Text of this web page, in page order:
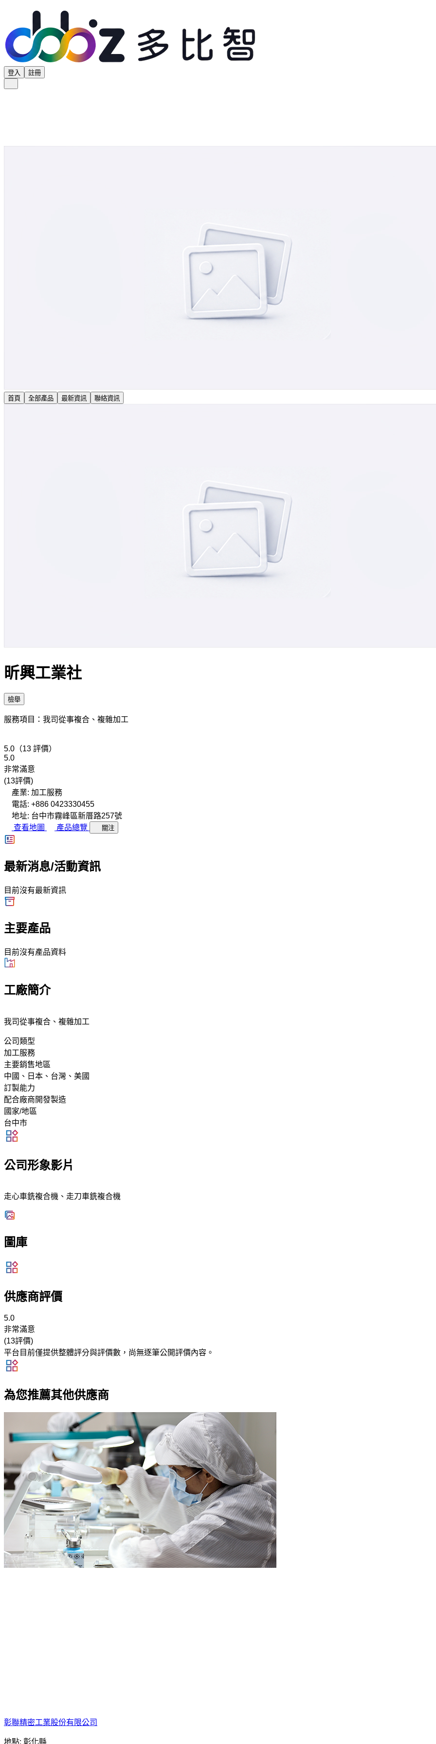
登入 註冊
首頁 全部產品 最新資訊 聯絡資訊
昕興工業社
檢舉
服務項目：我司從事複合、複雜加工
5.0（13 評價）
5.0
非常滿意
(13評價)
產業: 加工服務
電話: +886 0423330455
地址: 台中市霧峰區新厝路257號
查看地圖
產品總覽 關注
最新消息/活動資訊
目前沒有最新資訊
主要產品
目前沒有產品資料
工廠簡介
我司從事複合、複雜加工
公司類型
加工服務
主要銷售地區
中國、日本、台灣、美國
訂製能力
配合廠商開發製造
國家/地區
台中市
公司形象影片
走心車銑複合機、走刀車銑複合機
圖庫
供應商評價
5.0
非常滿意
(13評價)
平台目前僅提供整體評分與評價數，尚無逐筆公開評價內容。
為您推薦其他供應商
彰聯精密工業股份有限公司
地點: 彰化縣